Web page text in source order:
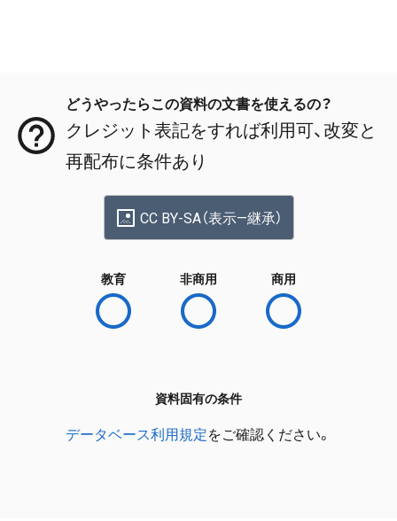
どうやったらこの資料の文書を使えるの？
クレジット表記をすれば利用可、改変と
再配布に条件あり
CC BY-SA（表示—継承）
教育 非商用 商用
資料固有の条件
データベース利用規定をご確認ください。